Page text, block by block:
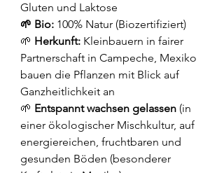
Gluten und Laktose
🌱 Bio: 100% Natur (Biozertifiziert)
🌱 Herkunft: Kleinbauern in fairer
Partnerschaft in Campeche, Mexiko
bauen die Pflanzen mit Blick auf
Ganzheitlichkeit an
🌱 Entspannt wachsen gelassen (in
einer ökologischer Mischkultur, auf
energiereichen, fruchtbaren und
gesunden Böden (besonderer